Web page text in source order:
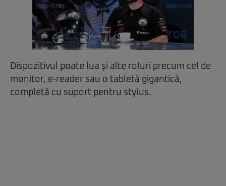
Dispozitivul poate lua și alte roluri precum cel de
monitor, e-reader sau o tabletă gigantică,
completă cu suport pentru stylus.